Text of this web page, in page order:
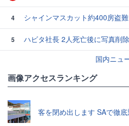
4 シャインマスカット約400房盗難
5
ハビタ社長 2人死亡後に写真削除
国内ニュ
画像アクセスランキング
客を閉め出します SAで徹